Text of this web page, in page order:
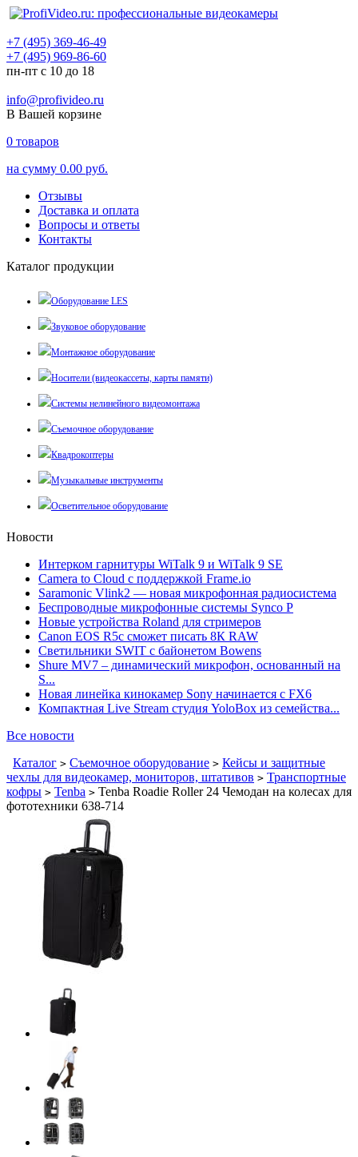
+7 (495) 369-46-49
+7 (495) 969-86-60
пн-пт с 10 до 18
info@profivideo.ru
В Вашей корзине
0 товаров
на сумму 0.00 руб.
Отзывы
Доставка и оплата
Вопросы и ответы
Контакты
Каталог продукции
Оборудование LES
Звуковое оборудование
Монтажное оборудование
Носители (видеокассеты, карты памяти)
Системы нелинейного видеомонтажа
Съемочное оборудование
Квадрокоптеры
Музыкальные инструменты
Осветительное оборудование
Новости
Интерком гарнитуры WiTalk 9 и WiTalk 9 SE
Camera to Cloud с поддержкой Frame.io
Saramonic Vlink2 — новая микрофонная радиосистема
Беспроводные микрофонные системы Synco P
Новые устройства Roland для стримеров
Canon EOS R5c сможет писать 8К RAW
Светильники SWIT с байонетом Bowens
Shure MV7 – динамический микрофон, основанный на
S...
Новая линейка кинокамер Sony начинается с FX6
Компактная Live Stream студия YoloBox из семейства...
Все новости
Каталог > Съемочное оборудование > Кейсы и защитные
чехлы для видеокамер, мониторов, штативов > Транспортные
кофры > Tenba > Tenba Roadie Roller 24 Чемодан на колесах для
фототехники 638-714